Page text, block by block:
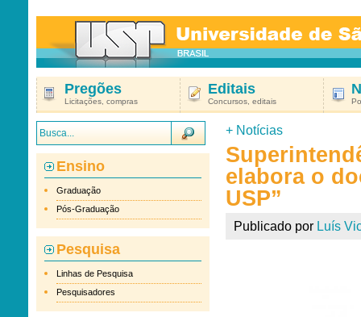
Pregões
Licitações, compras
Editais
Concursos, editais
Ensino
Graduação
Pós-Graduação
Pesquisa
Linhas de Pesquisa
Pesquisadores
+ Notícias
elabora o
USP”
Publicado por Luís